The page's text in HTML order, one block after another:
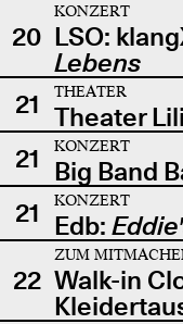
20
KONZERT
LSO:
Lebens
21
THEATER
Theater
21
KONZERT
Big Band
21
KONZERT
Edb:
22
ZUM
Walk-in